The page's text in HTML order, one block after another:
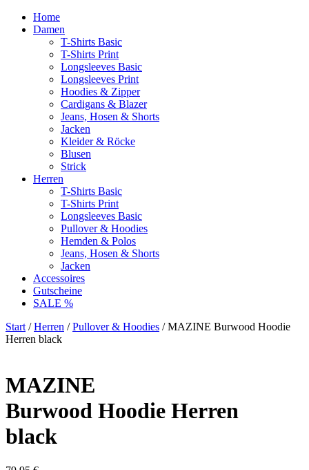
Home
Damen
T-Shirts Basic
T-Shirts Print
Longsleeves Basic
Longsleeves Print
Hoodies & Zipper
Cardigans & Blazer
Jeans, Hosen & Shorts
Jacken
Kleider & Röcke
Blusen
Strick
Herren
T-Shirts Basic
T-Shirts Print
Longsleeves Basic
Pullover & Hoodies
Hemden & Polos
Jeans, Hosen & Shorts
Jacken
Accessoires
Gutscheine
SALE %
Start /Herren /Pullover & Hoodies / MAZINE Burwood Hoodie
Herren black
MAZINE
Burwood Hoodie Herren
black